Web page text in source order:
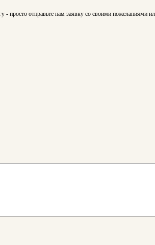
просто отправьте нам заявку со своими пожеланиями